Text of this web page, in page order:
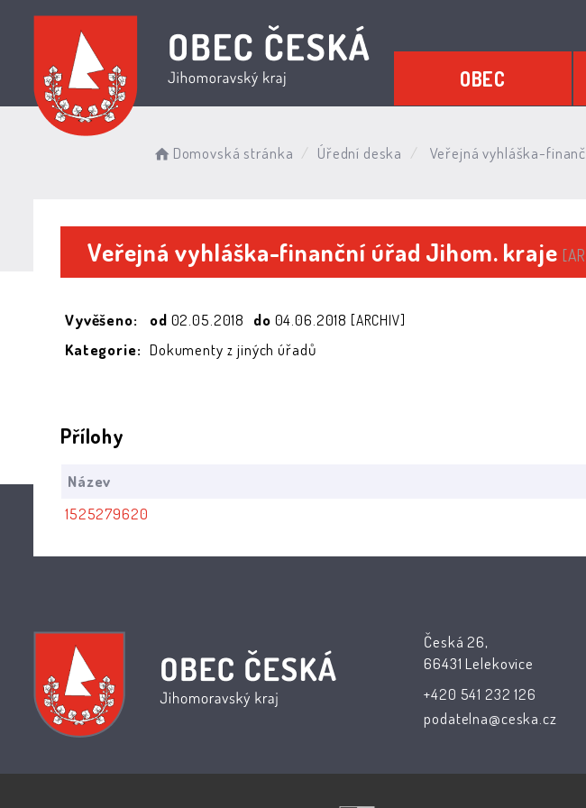
OBEC
Domovská stránka Úřední deska Veřejná vyhláška-
Veřejná vyhláška-finanční úřad Jihom. kraje
Vyvěšeno: od 02.05.2018 do 04.06.2018 [ARCHIV]
Kategorie: Dokumenty z jiných úřadů
Přílohy
Název
1525279620
Česká 26,
66431 Lelekovice
+420 541 232 126
podatelna@ceska.cz